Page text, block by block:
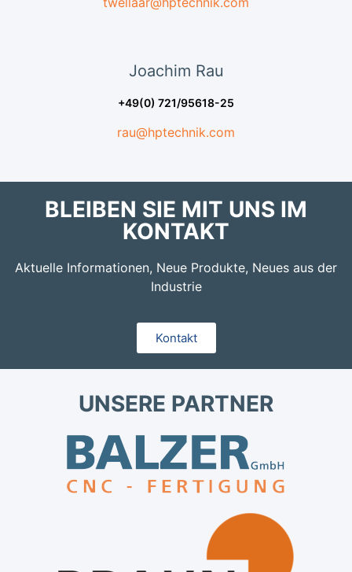
Joachim Rau
+49(0) 721/95618-25
rau@hptechnik.com
BLEIBEN SIE MIT UNS IM
KONTAKT
Aktuelle Informationen, Neue Produkte, Neues aus der
Industrie
Kontakt
UNSERE PARTNER